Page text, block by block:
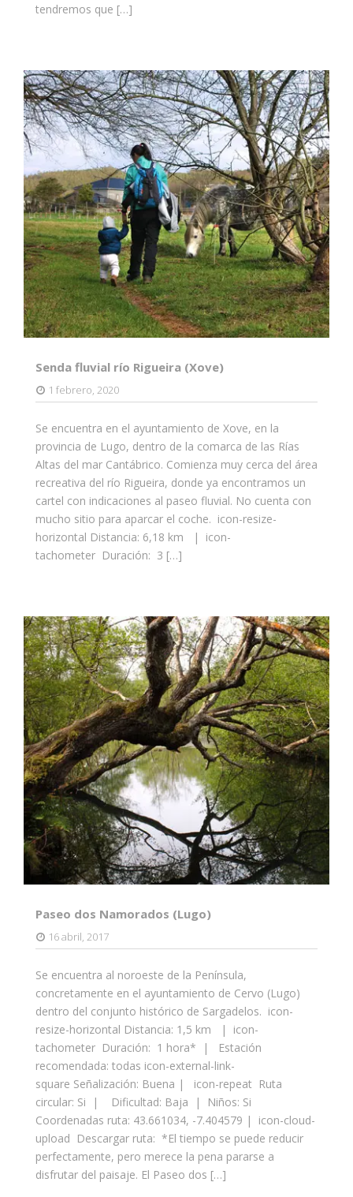
tendremos que […]
Senda fluvial río Rigueira (Xove)
1 febrero, 2020
Se encuentra en el ayuntamiento de Xove, en la
provincia de Lugo, dentro de la comarca de las Rías
Altas del mar Cantábrico. Comienza muy cerca del área
recreativa del río Rigueira, donde ya encontramos un
cartel con indicaciones al paseo fluvial. No cuenta con
mucho sitio para aparcar el coche. icon-resize-
horizontal Distancia: 6,18 km | icon-
tachometer Duración: 3 […]
Paseo dos Namorados (Lugo)
16 abril, 2017
Se encuentra al noroeste de la Península,
concretamente en el ayuntamiento de Cervo (Lugo)
dentro del conjunto histórico de Sargadelos. icon-
resize-horizontal Distancia: 1,5 km | icon-
tachometer Duración: 1 hora* | Estación
recomendada: todas icon-external-link-
square Señalización: Buena | icon-repeat Ruta
circular: Si | Dificultad: Baja | Niños: Si
Coordenadas ruta: 43.661034, -7.404579 | icon-cloud-
upload Descargar ruta: *El tiempo se puede reducir
perfectamente, pero merece la pena pararse a
disfrutar del paisaje. El Paseo dos […]